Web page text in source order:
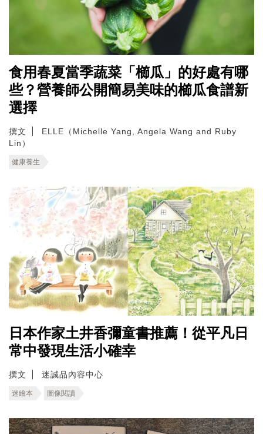
食用春夏當季蔬菜「櫛瓜」的好處有哪
些？營養師公開簡易美味的櫛瓜食譜新
選擇
撰文
ELLE（Michelle Yang, Angela Wang and Ruby
Lin）
健康養生
日本作家土井香彌童書推薦！從平凡日
常中發現生活小確幸
撰文 迷誠品內容中心
迷繪本 圖像閱讀